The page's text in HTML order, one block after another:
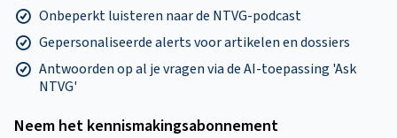
Onbeperkt luisteren naar de NTVG-podcast
Gepersonaliseerde alerts voor artikelen en dossiers
Antwoorden op al je vragen via de AI-toepassing 'Ask
NTVG'
Neem het kennismakings­abonnement